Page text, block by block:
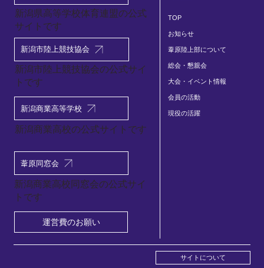
TOP
お知らせ
葦原陸上部について
総会・懇親会
大会・イベント情報
会員の活動
現役の活躍
新潟県高等学校体育連盟の公式
サイトです
新潟市陸上競技協会
​新潟市陸上競技協会の公式サイ
トです
新潟商業高等学校
新潟商業高校の公式サイトです
葦原同窓会
新潟商業高校同窓会の公式サイ
トです
運営費のお願い
サイトについて